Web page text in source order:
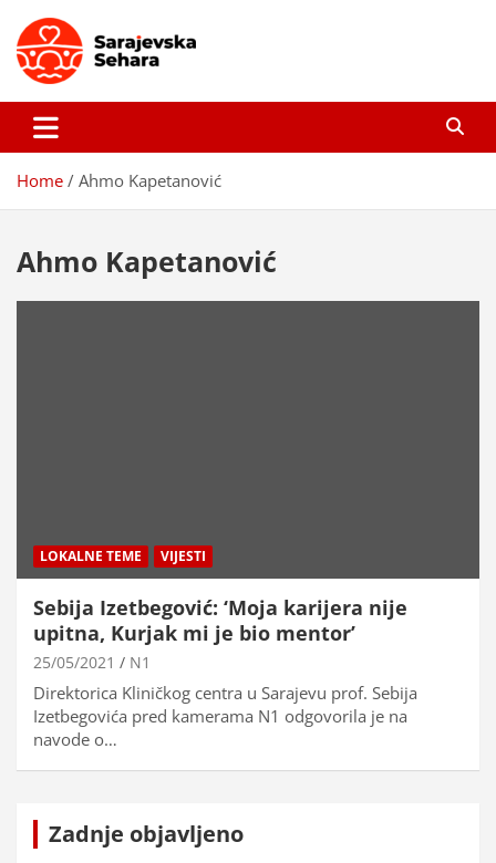
content
Sarajevska sehara
Home Ahmo Kapetanović
Ahmo Kapetanović
LOKALNE TEME VIJESTI
Sebija Izetbegović: ‘Moja karijera nije
upitna, Kurjak mi je bio mentor’
25/05/2021 N1
Direktorica Kliničkog centra u Sarajevu prof. Sebija
Izetbegovića pred kamerama N1 odgovorila je na
navode o…
Zadnje objavljeno